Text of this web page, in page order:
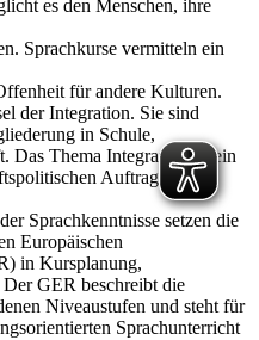
es den Menschen, ihre
Sprachkurse vermitteln ein
für andere Kulturen.
der Integration. Sie sind
in Schule,
Das Thema Integration ist ein
Auftrags der
Sprachkenntnisse setzen die
Europäischen
in Kursplanung,
GER beschreibt die
Niveaustufen und steht für
Sprachunterricht